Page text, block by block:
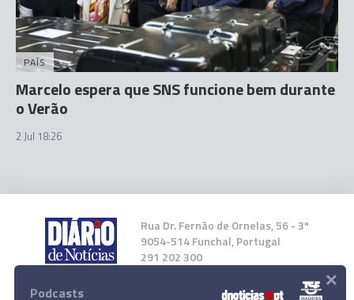
PAÍS
Marcelo espera que SNS funcione bem durante
o Verão
2 Jul 18:26
Rua Dr. Fernão de Ornelas, 56 - 3º
9054-514 Funchal, Portugal
291 202 300
Instale a nossa App
Podcasts ×